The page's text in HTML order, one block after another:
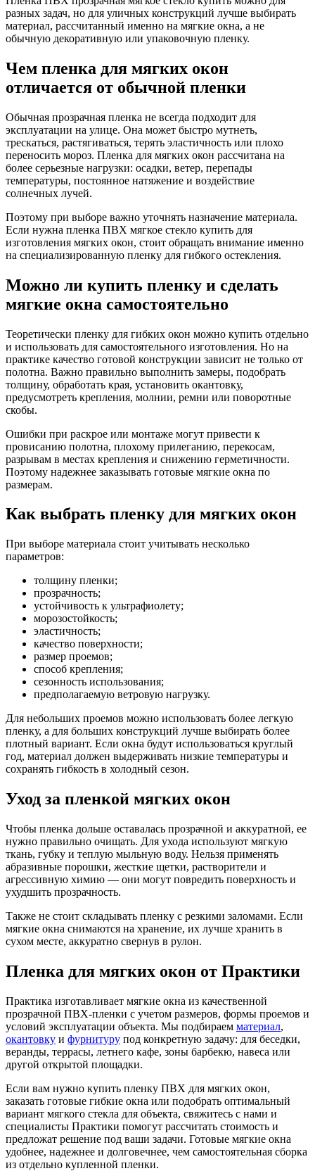
разных задач, но для уличных конструкций лучше выбирать
материал, рассчитанный именно на мягкие окна, а не
обычную декоративную или упаковочную пленку.
Чем пленка для мягких окон
отличается от обычной пленки
Обычная прозрачная пленка не всегда подходит для
эксплуатации на улице. Она может быстро мутнеть,
трескаться, растягиваться, терять эластичность или плохо
переносить мороз. Пленка для мягких окон рассчитана на
более серьезные нагрузки: осадки, ветер, перепады
температуры, постоянное натяжение и воздействие
солнечных лучей.
Поэтому при выборе важно уточнять назначение материала.
Если нужна пленка ПВХ мягкое стекло купить для
изготовления мягких окон, стоит обращать внимание именно
на специализированную пленку для гибкого остекления.
Можно ли купить пленку и сделать
мягкие окна самостоятельно
Теоретически пленку для гибких окон можно купить отдельно
и использовать для самостоятельного изготовления. Но на
практике качество готовой конструкции зависит не только от
полотна. Важно правильно выполнить замеры, подобрать
толщину, обработать края, установить окантовку,
предусмотреть крепления, молнии, ремни или поворотные
скобы.
Ошибки при раскрое или монтаже могут привести к
провисанию полотна, плохому прилеганию, перекосам,
разрывам в местах крепления и снижению герметичности.
Поэтому надежнее заказывать готовые мягкие окна по
размерам.
Как выбрать пленку для мягких окон
При выборе материала стоит учитывать несколько
параметров:
толщину пленки;
прозрачность;
устойчивость к ультрафиолету;
морозостойкость;
эластичность;
качество поверхности;
размер проемов;
способ крепления;
сезонность использования;
предполагаемую ветровую нагрузку.
Для небольших проемов можно использовать более легкую
пленку, а для больших конструкций лучше выбирать более
плотный вариант. Если окна будут использоваться круглый
год, материал должен выдерживать низкие температуры и
сохранять гибкость в холодный сезон.
Уход за пленкой мягких окон
Чтобы пленка дольше оставалась прозрачной и аккуратной, ее
нужно правильно очищать. Для ухода используют мягкую
ткань, губку и теплую мыльную воду. Нельзя применять
абразивные порошки, жесткие щетки, растворители и
агрессивную химию — они могут повредить поверхность и
ухудшить прозрачность.
Также не стоит складывать пленку с резкими заломами. Если
мягкие окна снимаются на хранение, их лучше хранить в
сухом месте, аккуратно свернув в рулон.
Пленка для мягких окон от Практики
Практика изготавливает мягкие окна из качественной
прозрачной ПВХ-пленки с учетом размеров, формы проемов и
условий эксплуатации объекта. Мы подбираем материал,
окантовку и фурнитуру под конкретную задачу: для беседки,
веранды, террасы, летнего кафе, зоны барбекю, навеса или
другой открытой площадки.
Если вам нужно купить пленку ПВХ для мягких окон,
заказать готовые гибкие окна или подобрать оптимальный
вариант мягкого стекла для объекта, свяжитесь с нами и
специалисты Практики помогут рассчитать стоимость и
предложат решение под ваши задачи. Готовые мягкие окна
удобнее, надежнее и долговечнее, чем самостоятельная сборка
из отдельно купленной пленки.